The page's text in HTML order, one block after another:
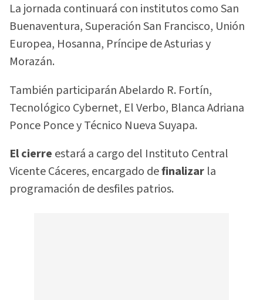
La jornada continuará con institutos como San
Buenaventura, Superación San Francisco, Unión
Europea, Hosanna, Príncipe de Asturias y
Morazán.
También participarán Abelardo R. Fortín,
Tecnológico Cybernet, El Verbo, Blanca Adriana
Ponce Ponce y Técnico Nueva Suyapa.
El cierre estará a cargo del Instituto Central
Vicente Cáceres, encargado definalizar la
programación de desfiles patrios.